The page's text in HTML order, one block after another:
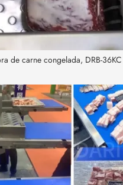
de carne congelada, DRB-36KC